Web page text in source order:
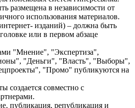
размещена в независимости от
использования материалов.
изданий) – должна быть
или в первом абзаце
"Мнение", "Экспертиза",
"Деньги", "Власть", "Выборы",
"Промо" публикуются на
создается совместно с
публикация, републикация и